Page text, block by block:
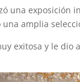
una exposición
amplia
exitosa y le dio